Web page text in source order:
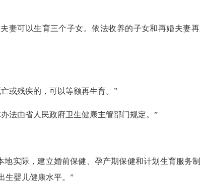
可以生育三个子女。依法收养的子女和再婚夫妻
或残疾的，可以等额再生育。”
由省人民政府卫生健康主管部门规定。”
际，建立婚前保健、孕产期保健和计划生育服务制
生婴儿健康水平。”